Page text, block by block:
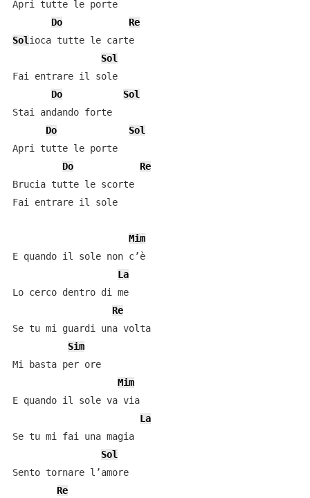
Apri tutte le porte
Do
Re
Solioca tutte le carte
Sol
Fai entrare il sole
Do
Sol
Stai andando forte
Do
Sol
Apri tutte le porte
Do
Re
Brucia tutte le scorte
Fai entrare il sole
Mim
E quando il sole non c’è
La
Lo cerco dentro di me
Re
Se tu mi guardi una volta
Sim
Mi basta per ore
Mim
E quando il sole va via
La
Se tu mi fai una magia
Sol
Sento tornare l’amore
Re